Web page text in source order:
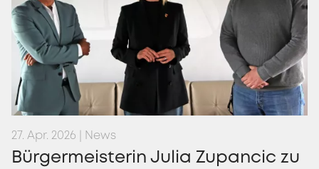
27. Apr. 2026 | News
Bürgermeisterin Julia Zupancic zu